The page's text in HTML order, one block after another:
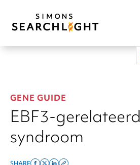
GENE GUIDE
EBF3-gerelateerd
syndroom
SHARE